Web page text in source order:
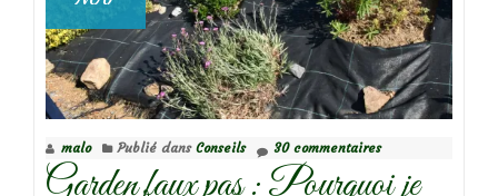
malo Publié dans Conseils 30 commentaires
Garden faux pas : Pourquoi je